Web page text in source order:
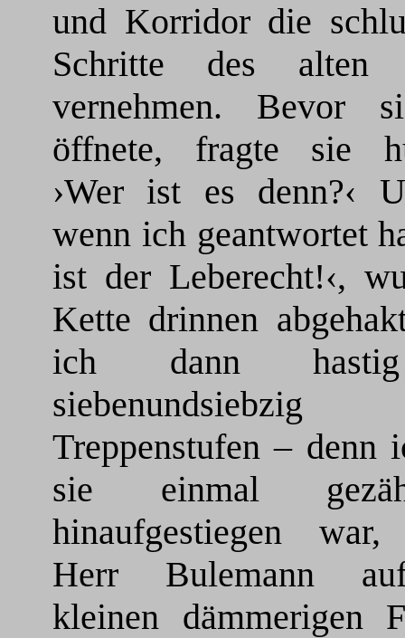
und Korridor die
Schritte des alten
vernehmen. Bevor
öffnete, fragte sie
›Wer ist es denn?‹
wenn ich geantwortet
ist der Leberecht!‹,
Kette drinnen
ich dann
siebenundsiebzig
Treppenstufen – denn
sie einmal
hinaufgestiegen
Herr Bulemann
kleinen dämmerigen